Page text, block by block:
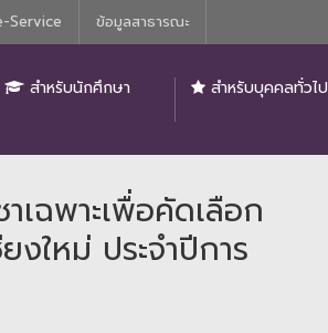
Service ข้อมูลสาธารณะ
สำหรับนักศึกษา สำหรับบุคคลทั่วไป
เฉพาะเพื่อคัดเลือก
ใหม่ ประจำปีการ